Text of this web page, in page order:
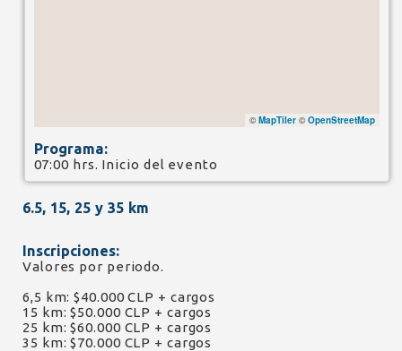
© MapTiler© OpenStreetMap
Programa:
07:00 hrs. Inicio del evento
6.5, 15, 25 y 35 km
Inscripciones:
Valores por periodo.
6,5 km: $40.000 CLP + cargos
15 km: $50.000 CLP + cargos
25 km: $60.000 CLP + cargos
35 km: $70.000 CLP + cargos